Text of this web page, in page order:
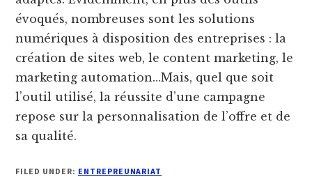
évoqués, nombreuses sont les solutions
numériques à disposition des entreprises : la
création de sites web, le content marketing, le
marketing automation…Mais, quel que soit
l’outil utilisé, la réussite d’une campagne
repose sur la personnalisation de l’offre et de
sa qualité.
FILED UNDER: ENTREPREUNARIAT